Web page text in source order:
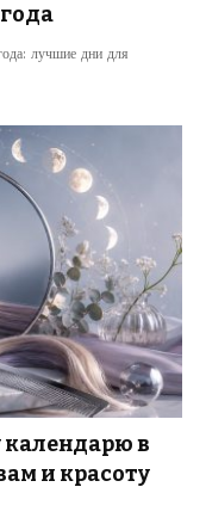
лучшие дни для
в
и красоту